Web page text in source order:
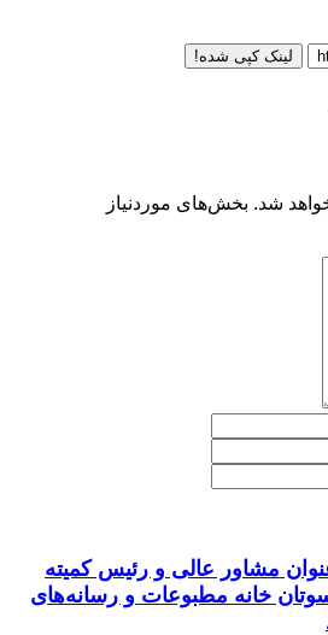
لینک کپی شده!
شد. بخش‌های موردنیاز
مشاور عالی و رئیس کمیته
خانه مطبوعات و رسانه‌های